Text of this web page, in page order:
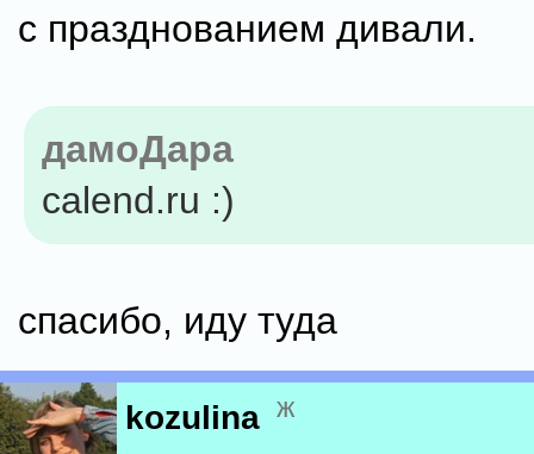
с празднованием дивали.
дамоДара
calend.ru :)
спасибо, иду туда
kozulina ж